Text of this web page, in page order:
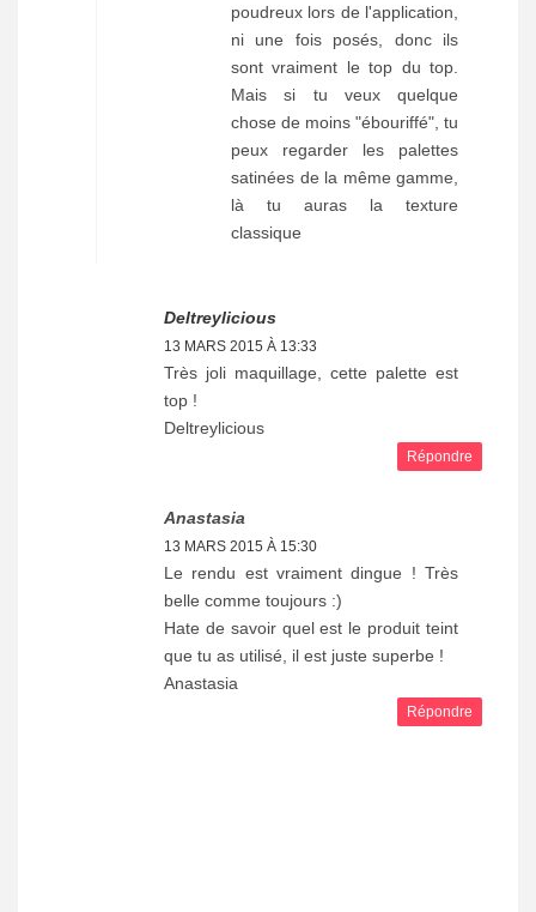
poudreux lors de l'application,
ni une fois posés, donc ils
sont vraiment le top du top.
Mais si tu veux quelque
chose de moins "ébouriffé", tu
peux regarder les palettes
satinées de la même gamme,
là tu auras la texture
classique
Deltreylicious
13 MARS 2015 À 13:33
Très joli maquillage, cette palette est
top !
Deltreylicious
Répondre
Anastasia
13 MARS 2015 À 15:30
Le rendu est vraiment dingue ! Très
belle comme toujours :)
Hate de savoir quel est le produit teint
que tu as utilisé, il est juste superbe !
Anastasia
Répondre